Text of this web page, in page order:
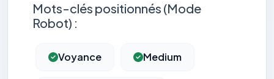
Mots-clés positionnés (Mode
Robot) :
Voyance Medium